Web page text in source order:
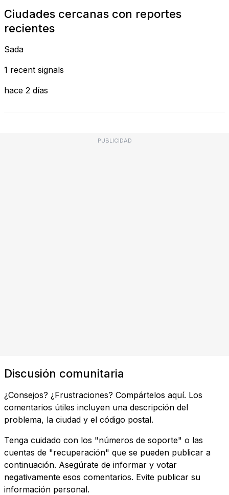
Ciudades cercanas con reportes
recientes
Sada
1 recent signals
hace 2 días
PUBLICIDAD
Discusión comunitaria
¿Consejos? ¿Frustraciones? Compártelos aquí. Los
comentarios útiles incluyen una descripción del
problema, la ciudad y el código postal.
Tenga cuidado con los "números de soporte" o las
cuentas de "recuperación" que se pueden publicar a
continuación. Asegúrate de informar y votar
negativamente esos comentarios. Evite publicar su
información personal.